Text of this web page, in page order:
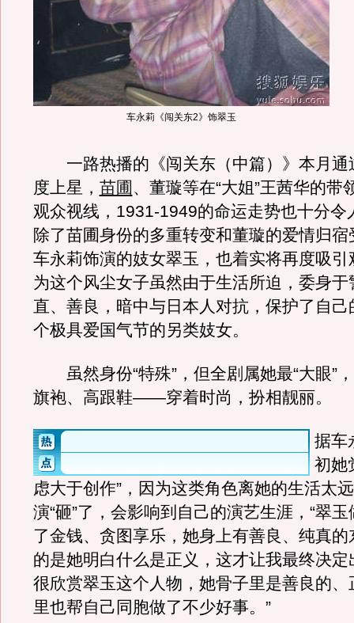
车永莉《闯关东2》饰翠玉
一路热播的《闯关东（中篇）》本月通
度上星， 苗圃 、董璇等在“大姐”王茜华的带
观众视线，1931-1949的命运走势也十分令
除了苗圃身份的多重转变和董璇的爱情归
车永莉饰演的妓女翠玉，也着实将再度吸引
为这个风尘女子虽然由于生活所迫，委身于
直、善良，暗中与日本人对抗，保护了自己
个极具爱国气节的另类妓女。
虽然身份“特殊”，但全剧属她最“大眼”
旗袍、高跟鞋——穿着时尚，扮相靓丽。
据车
初她
虑大于创作”，因为这类角色离她的生活太
演“砸”了，会影响到自己的演艺生涯，“翠
了金钱、贪图享乐，她身上有善良、纯真的
的是她明白什么是正义，这才让我最终决定
很欣赏翠玉这个人物，她骨子里是善良的、
里也帮自己同胞做了不少好事。”